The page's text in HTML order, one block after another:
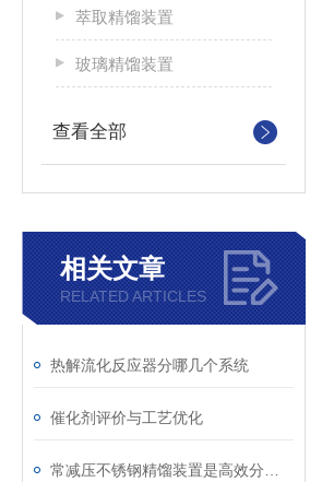
萃取精馏装置
玻璃精馏装置
查看全部
相关文章
RELATED ARTICLES
热解流化反应器分哪几个系统
催化剂评价与工艺优化